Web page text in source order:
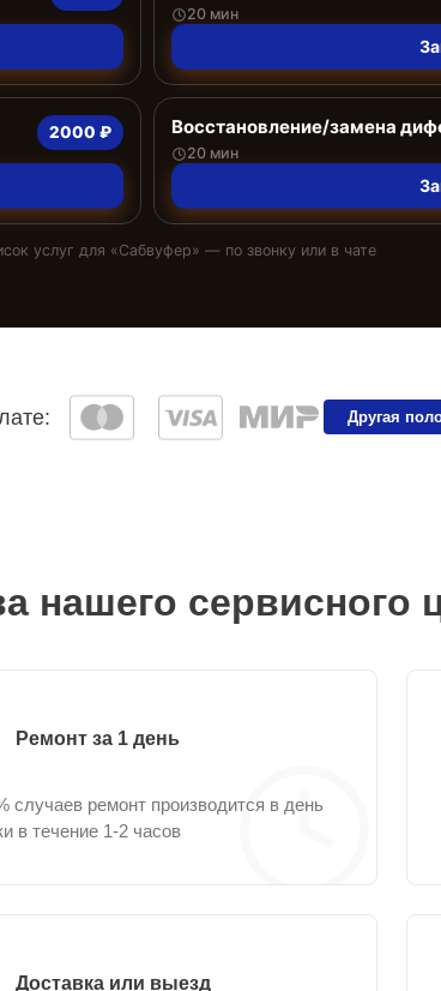
20 мин
2000 ₽ Восстановление/замена
20 мин
услуг для «Сабвуфер» — по звонку или в чате
Другая
нашего сервисного
Ремонт за 1 день
случаев ремонт производится в день
в течение 1-2 часов
Доставка или выезд